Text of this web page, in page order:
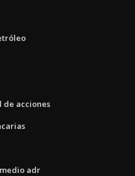
de acciones
adr